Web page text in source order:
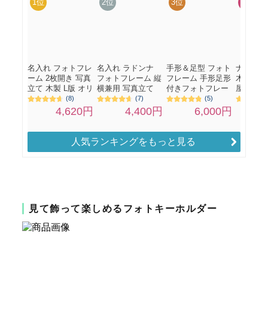
人気ランキングをもっと見る
見て飾って楽しめるフォトキーホルダー